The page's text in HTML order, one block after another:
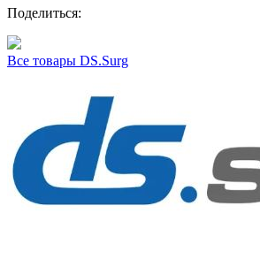
Поделиться:
Все товары DS.Surg